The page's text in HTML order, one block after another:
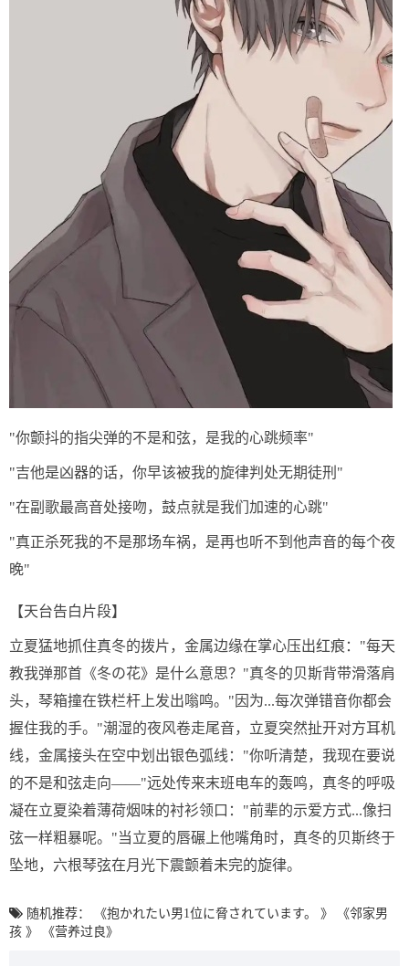
"你颤抖的指尖弹的不是和弦，是我的心跳频率"
"吉他是凶器的话，你早该被我的旋律判处无期徒刑"
"在副歌最高音处接吻，鼓点就是我们加速的心跳"
"真正杀死我的不是那场车祸，是再也听不到他声音的每个夜
晚"
【天台告白片段】
立夏猛地抓住真冬的拨片，金属边缘在掌心压出红痕："每天
教我弹那首《冬の花》是什么意思？"真冬的贝斯背带滑落肩
头，琴箱撞在铁栏杆上发出嗡鸣。"因为...每次弹错音你都会
握住我的手。"潮湿的夜风卷走尾音，立夏突然扯开对方耳机
线，金属接头在空中划出银色弧线："你听清楚，我现在要说
的不是和弦走向——"远处传来末班电车的轰鸣，真冬的呼吸
凝在立夏染着薄荷烟味的衬衫领口："前辈的示爱方式...像扫
弦一样粗暴呢。"当立夏的唇碾上他嘴角时，真冬的贝斯终于
坠地，六根琴弦在月光下震颤着未完的旋律。
随机推荐： 《抱かれたい男1位に脅されています。 》
《邻家男
孩 》
《营养过良》